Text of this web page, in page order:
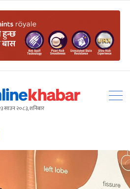
साउन २०८३, शनिबार